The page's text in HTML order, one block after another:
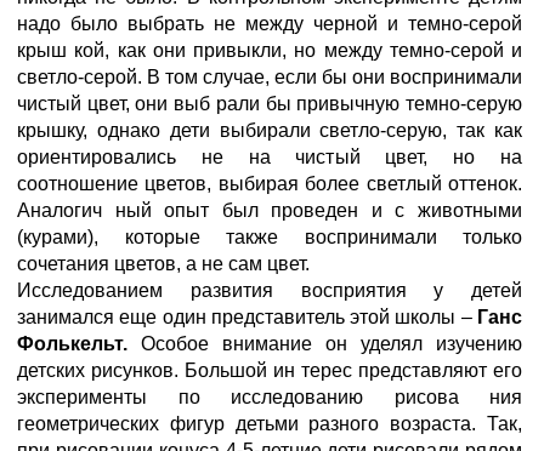
надо было выбрать не между черной и темно-серой
крыш кой, как они привыкли, но между темно-серой и
светло-серой. В том случае, если бы они воспринимали
чистый цвет, они выб рали бы привычную темно-серую
крышку, однако дети выбирали светло-серую, так как
ориентировались не на чистый цвет, но на
соотношение цветов, выбирая более светлый оттенок.
Аналогич ный опыт был проведен и с животными
(курами), которые также воспринимали только
сочетания цветов, а не сам цвет.
Исследованием развития восприятия у детей
занимался еще один представитель этой школы – Ганс
Фолькельт. Особое внимание он уделял изучению
детских рисунков. Большой ин терес представляют его
эксперименты по исследованию рисова ния
геометрических фигур детьми разного возраста. Так,